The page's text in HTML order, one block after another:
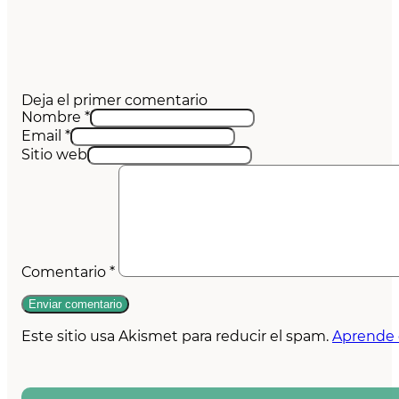
Deja el primer comentario
Nombre *
Email *
Sitio web
Comentario *
Este sitio usa Akismet para reducir el spam. Aprende